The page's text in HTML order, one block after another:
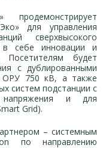
для управления
сверхвысокого
в себе инновации и
Посетителям будет
с дублированными
ОРУ 750 кВ, а также
систем подстанции с
и для
Grid).
– системным
по направлению